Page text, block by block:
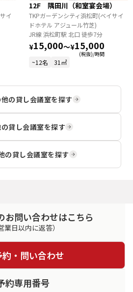
イ
12F 隅田川（和室宴会場）
TKPガーデンシティ浜松町(ベイサイ
ドホテル アジュール竹芝)
JR線 浜松町駅 北口 徒歩7分
¥15,000〜¥15,000
(税抜)/時間
~12名 31㎡
の貸し会議室を探す
貸し会議室を探す
の貸し会議室を探す
お問い合わせはこちら
業日以内に返答）
約・問い合わせ
約専用番号